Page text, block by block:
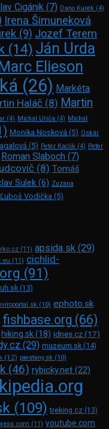
Cigánik (7) Dano Kurek (4)
Irena Šimuneková
(9) Jozef Terem
(14) Ján Urda
Elie­son
(26) Markéta
Haláč (8) Martin
(4) Michal Uriča (4) Michal
Monika Nosková (5) Oskár
(5) Peter Kaclík (4) Peter
Roman Slaboch (7)
(8) Tomáš
Sulek (6) Zuzana
Ľuboš Vodička (5)
(11) apsida.sk (29)
(11) cichlid-
(91)
(13)
(10) ephoto.sk
fishbase.org (66)
hiking.sk(18) idnes.cz(17)
(29) muzeum.sk (14)
(12) piestany.sk (10)
(46) rybicky.net (22)
(109) treking.cz (13)
(11) youtube.com